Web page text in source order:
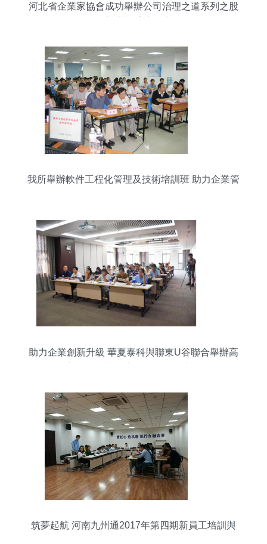
河北省企業家協會成功舉辦公司治理之道系列之股
我所舉辦軟件工程化管理及技術培訓班 助力企業管
助力企業創新升級 華夏泰科與聯東U谷聯合舉辦高
筑夢起航 河南九州通2017年第四期新員工培訓與